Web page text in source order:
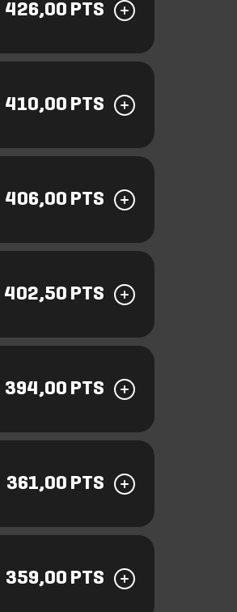
426,00 PTS
410,00 PTS
406,00 PTS
402,50 PTS
394,00 PTS
361,00 PTS
359,00 PTS